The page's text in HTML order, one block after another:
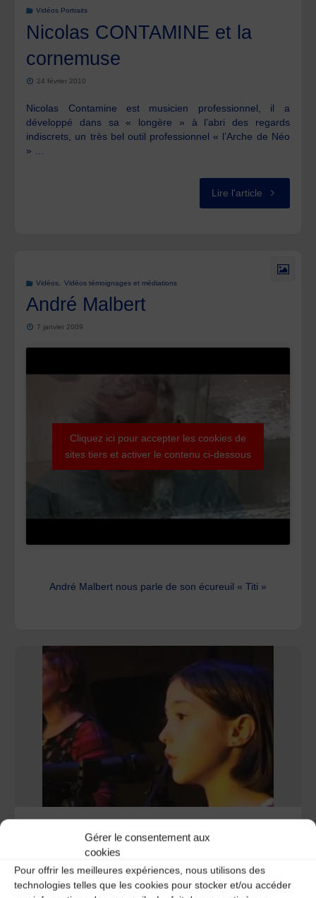
Gérer le consentement aux
cookies
Pour offrir les meilleures expériences, nous utilisons des
technologies telles que les cookies pour stocker et/ou accéder
Vidéos Portraits
Nicolas CONTAMINE et la
cornemuse
24 février 2010
Nicolas Contamine est musicien professionnel, il a
développé dans sa « longère » à l’abri des regards
indiscrets, un très bel outil professionnel « l’Arche de Néo
» …
Lire l'article"Nicolas
Vidéos Vidéos témoignages et médiations
André Malbert
7 janvier 2009
Cliquez ici pour accepter les cookies de
sites tiers et activer le contenu ci-dessous
André Malbert nous parle de son écureuil « Titi »
Vidéos témoignages et médiations
Petits moments de musiques
traditionnelles